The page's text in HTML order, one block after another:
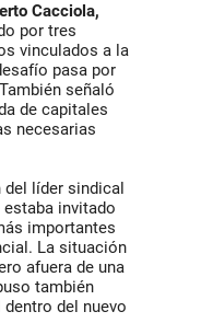
Cacciola,
por tres
vinculados a la
pasa por
señaló
de capitales
necesarias
líder sindical
invitado
importantes
La situación
afuera de una
también
del nuevo